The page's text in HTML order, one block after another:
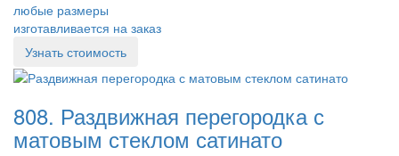
любые размеры
изготавливается на заказ
Узнать стоимость
808. Раздвижная перегородка с
матовым стеклом сатинато